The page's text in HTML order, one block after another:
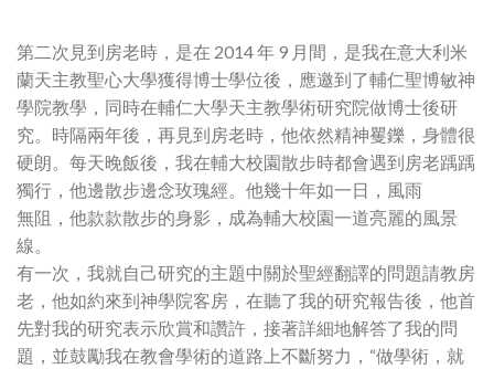
第二次見到房老時，是在 2014 年 9 月間，是我在意大利米
蘭天主教聖心大學獲得博士學位後，應邀到了輔仁聖博敏神
學院教學，同時在輔仁大學天主教學術研究院做博士後研
究。時隔兩年後，再見到房老時，他依然精神矍鑠，身體很
硬朗。每天晚飯後，我在輔大校園散步時都會遇到房老踽踽
獨行，他邊散步邊念玫瑰經。他幾十年如一日，風雨
無阻，他款款散步的身影，成為輔大校園一道亮麗的風景
線。
有一次，我就自己研究的主題中關於聖經翻譯的問題請教房
老，他如約來到神學院客房，在聽了我的研究報告後，他首
先對我的研究表示欣賞和讚許，接著詳細地解答了我的問
題，並鼓勵我在教會學術的道路上不斷努力，“做學術，就